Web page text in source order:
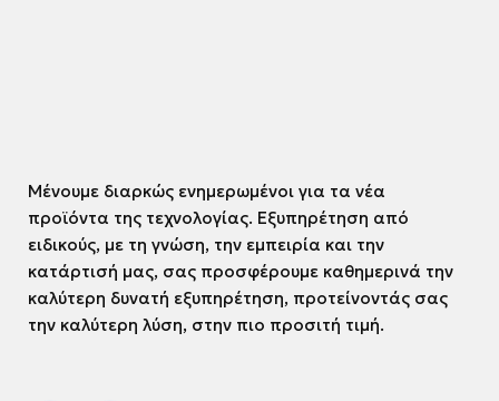
Μένουμε διαρκώς ενημερωμένοι για τα νέα
προϊόντα της τεχνολογίας. Εξυπηρέτηση από
ειδικούς, με τη γνώση, την εμπειρία και την
κατάρτισή μας, σας προσφέρουμε καθημερινά την
καλύτερη δυνατή εξυπηρέτηση, προτείνοντάς σας
την καλύτερη λύση, στην πιο προσιτή τιμή.